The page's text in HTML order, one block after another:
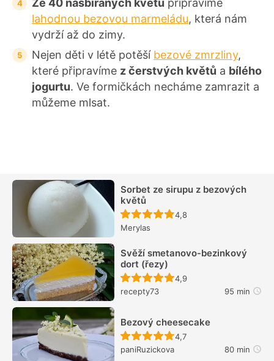
Ze 40 nasbíraných květů připravíme
lahodnou bezovou marmeládu, která nám
vydrží až do zimy.
Nejen děti v létě potěší bezové zmrzliny,
které připravíme z čerstvých květů a bílého
jogurtu. Ve formičkách necháme zamrazit a
můžeme mlsat.
Sorbet ze sirupu z bezových
květů
Recept ještě nebyl
4,8
Merylas
Svěží smetanovo-bezinkový
dort (řezy)
Recept ještě nebyl
4,9
recepty73
95 min
Bezový cheesecake
Recept ještě nebyl
4,7
paniRuzickova
80 min